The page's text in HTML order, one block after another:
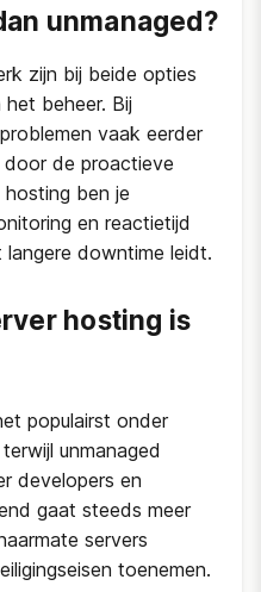
unmanaged?
zijn bij beide opties
beheer. Bij
vaak eerder
de proactieve
hosting ben je
en reactietijd
downtime leidt.
hosting is
populairst onder
unmanaged
developers en
gaat steeds meer
servers
toenemen.